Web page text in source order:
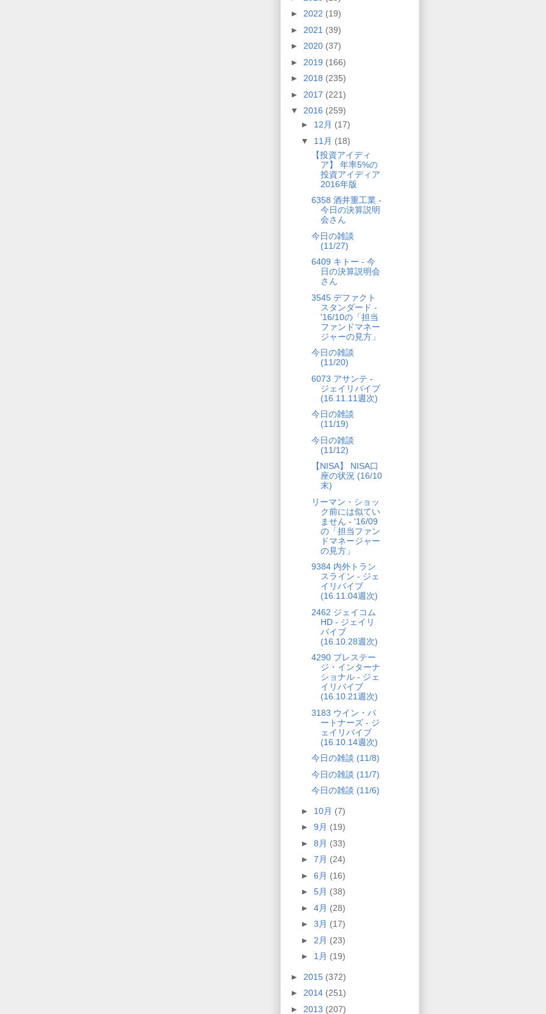
► 2022 (19)
► 2021 (39)
► 2020 (37)
► 2019 (166)
► 2018 (235)
► 2017 (221)
▼ 2016 (259)
► 12月 (17)
▼ 11月 (18)
【投資アイディ
ア】 年率5%の
投資アイディア
2016年版
6358 酒井重工業 -
今日の決算説明
会さん
今日の雑談
(11/27)
6409 キトー - 今
日の決算説明会
さん
3545 デファクト
スタンダード -
'16/10の「担当
ファンドマネー
ジャーの見方」
今日の雑談
(11/20)
6073 アサンテ -
ジェイリバイブ
(16.11.11週次)
今日の雑談
(11/19)
今日の雑談
(11/12)
【NISA】 NISA口
座の状況 (16/10
末)
リーマン・ショッ
ク前には似てい
ません - '16/09
の「担当ファン
ドマネージャー
の見方」
9384 内外トラン
スライン - ジェ
イリバイブ
(16.11.04週次)
2462 ジェイコム
HD - ジェイリ
バイブ
(16.10.28週次)
4290 プレステー
ジ・インターナ
ショナル - ジェ
イリバイブ
(16.10.21週次)
3183 ウイン・パ
ートナーズ - ジ
ェイリバイブ
(16.10.14週次)
今日の雑談 (11/8)
今日の雑談 (11/7)
今日の雑談 (11/6)
► 10月 (7)
► 9月 (19)
► 8月 (33)
► 7月 (24)
► 6月 (16)
► 5月 (38)
► 4月 (28)
► 3月 (17)
► 2月 (23)
► 1月 (19)
► 2015 (372)
► 2014 (251)
► 2013 (207)